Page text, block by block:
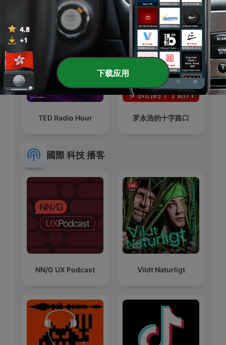
TED Radio Hour 罗永浩的十字路口
國際 科技 播客
NN/G UX Podcast Vildt Naturligt
下载应用